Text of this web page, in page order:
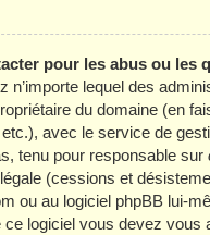
pour les abus ou les
n’importe lequel des
du domaine (en
avec le service de
tenu pour responsable sur
(cessions et
ou au logiciel phpBB lui-
ce logiciel vous devez vous